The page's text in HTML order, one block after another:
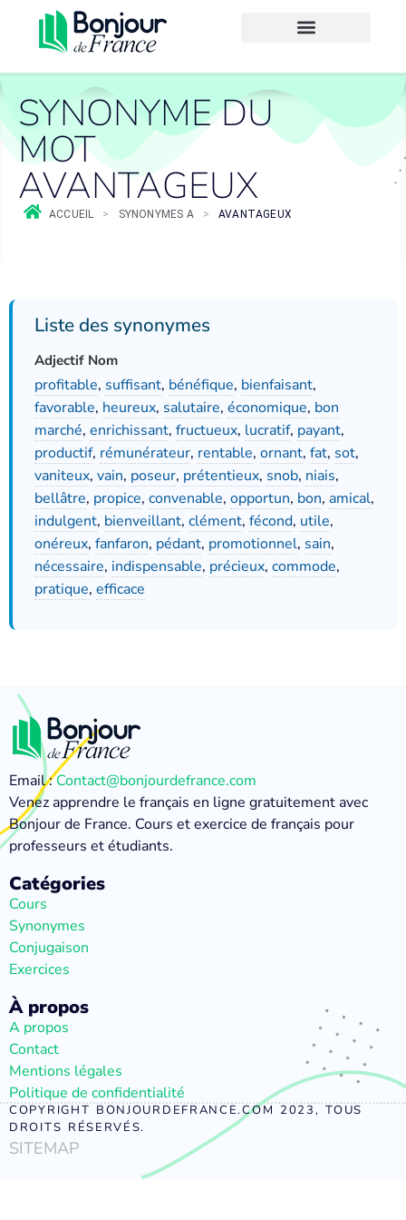
SYNONYME DU
MOT
AVANTAGEUX
ACCUEIL > SYNONYMES A > AVANTAGEUX
Liste des synonymes
Adjectif Nom
profitable, suffisant, bénéfique, bienfaisant,
favorable, heureux, salutaire, économique, bon
marché, enrichissant, fructueux, lucratif, payant,
productif, rémunérateur, rentable, ornant, fat, sot,
vaniteux, vain, poseur, prétentieux, snob, niais,
bellâtre, propice, convenable, opportun, bon, amical,
indulgent, bienveillant, clément, fécond, utile,
onéreux, fanfaron, pédant, promotionnel, sain,
nécessaire, indispensable, précieux, commode,
pratique, efficace
Email :Contact@bonjourdefrance.com
Venez apprendre le français en ligne gratuitement avec
Bonjour de France. Cours et exercice de français pour
professeurs et étudiants.
Catégories
Cours
Synonymes
Conjugaison
Exercices
À propos
A propos
Contact
Mentions légales
Politique de confidentialité
COPYRIGHT BONJOURDEFRANCE.COM 2023, TOUS
DROITS RÉSERVÉS.
SITEMAP